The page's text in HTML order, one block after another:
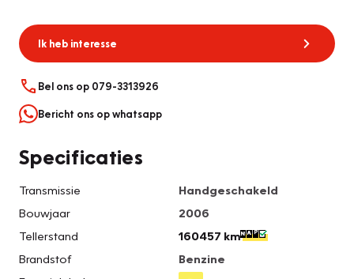
Ik heb interesse
Bel ons op 079-3313926
Bericht ons op whatsapp
Specificaties
Transmissie
Handgeschakeld
Bouwjaar
2006
Tellerstand
160457 km
Brandstof
Benzine